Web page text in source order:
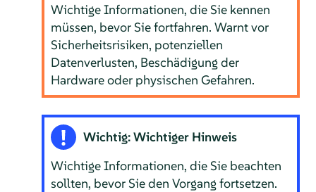
Wichtige Informationen, die Sie kennen
müssen, bevor Sie fortfahren. Warnt vor
Sicherheitsrisiken, potenziellen
Datenverlusten, Beschädigung der
Hardware oder physischen Gefahren.
Wichtig: Wichtiger Hinweis
Wichtige Informationen, die Sie beachten
sollten, bevor Sie den Vorgang fortsetzen.